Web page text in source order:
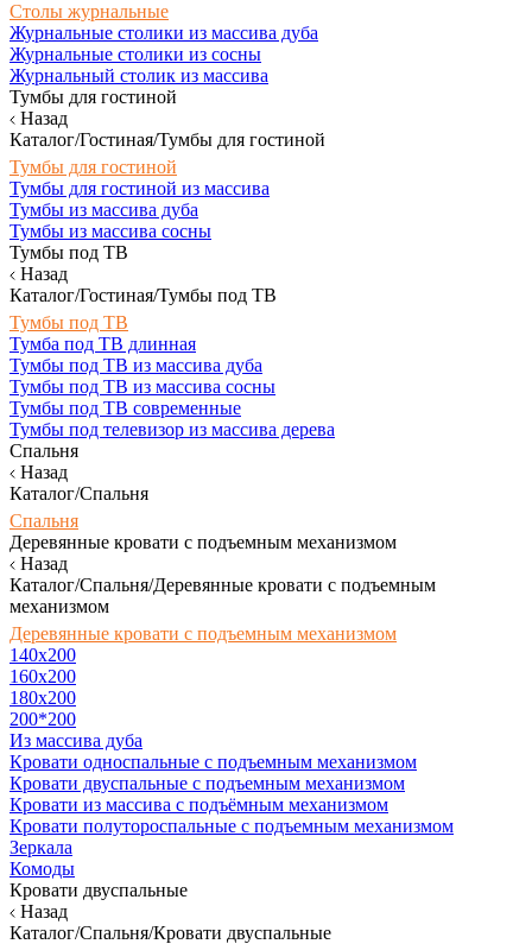
Столы журнальные
Журнальные столики из массива дуба
Журнальные столики из сосны
Журнальный столик из массива
Тумбы для гостиной
Назад
Каталог/Гостиная/Тумбы для гостиной
Тумбы для гостиной
Тумбы для гостиной из массива
Тумбы из массива дуба
Тумбы из массива сосны
Тумбы под ТВ
Назад
Каталог/Гостиная/Тумбы под ТВ
Тумбы под ТВ
Тумба под ТВ длинная
Тумбы под ТВ из массива дуба
Тумбы под ТВ из массива сосны
Тумбы под ТВ современные
Тумбы под телевизор из массива дерева
Спальня
Назад
Каталог/Спальня
Спальня
Деревянные кровати с подъемным механизмом
Назад
Каталог/Спальня/Деревянные кровати с подъемным
механизмом
Деревянные кровати с подъемным механизмом
140x200
160х200
180х200
200*200
Из массива дуба
Кровати односпальные с подъемным механизмом
Кровати двуспальные с подъемным механизмом
Кровати из массива с подъёмным механизмом
Кровати полутороспальные с подъемным механизмом
Зеркала
Комоды
Кровати двуспальные
Назад
Каталог/Спальня/Кровати двуспальные